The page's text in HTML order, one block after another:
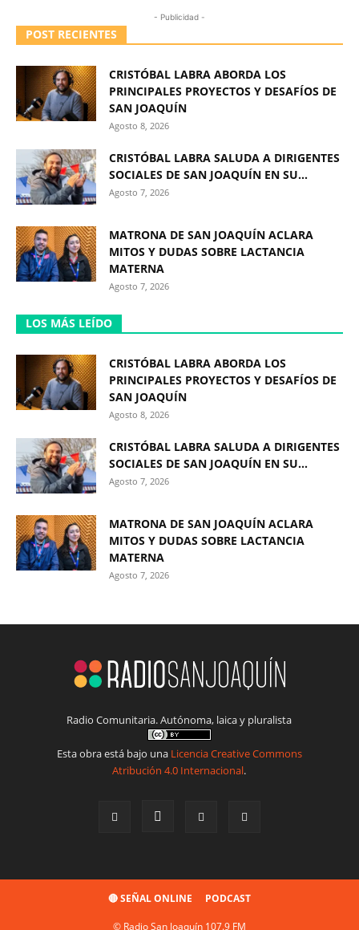
- Publicidad -
POST RECIENTES
CRISTÓBAL LABRA ABORDA LOS
PRINCIPALES PROYECTOS Y DESAFÍOS DE
SAN JOAQUÍN
Agosto 8, 2026
CRISTÓBAL LABRA SALUDA A DIRIGENTES
SOCIALES DE SAN JOAQUÍN EN SU...
Agosto 7, 2026
MATRONA DE SAN JOAQUÍN ACLARA
MITOS Y DUDAS SOBRE LACTANCIA
MATERNA
Agosto 7, 2026
LOS MÁS LEÍDO
CRISTÓBAL LABRA ABORDA LOS
PRINCIPALES PROYECTOS Y DESAFÍOS DE
SAN JOAQUÍN
Agosto 8, 2026
CRISTÓBAL LABRA SALUDA A DIRIGENTES
SOCIALES DE SAN JOAQUÍN EN SU...
Agosto 7, 2026
MATRONA DE SAN JOAQUÍN ACLARA
MITOS Y DUDAS SOBRE LACTANCIA
MATERNA
Agosto 7, 2026
Radio Comunitaria. Autónoma, laica y pluralista
Esta obra está bajo una Licencia Creative Commons
Atribución 4.0 Internacional.
🔴 SEÑAL ONLINE PODCAST
© Radio San Joaquín 107.9 FM